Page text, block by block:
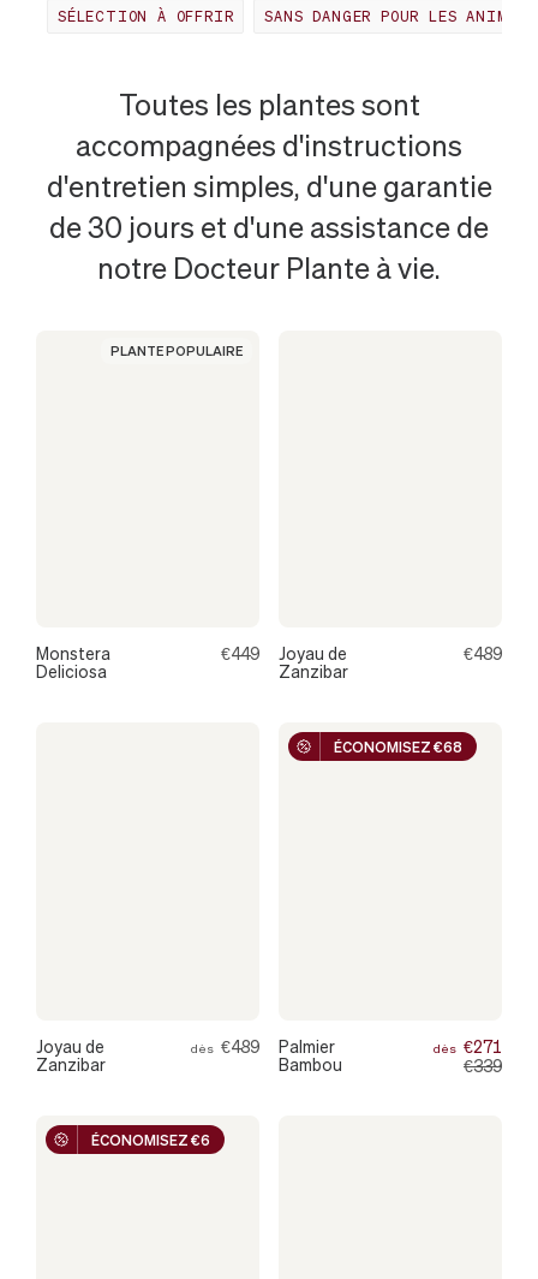
SÉLECTION À OFFRIR SANS DANGER POUR LES ANIMAUX
PLANTES
LES
PLUS
Toutes les plantes sont
accompagnées d'instructions
d'entretien simples, d'une garantie
de 30 jours et d'une assistance de
notre Docteur Plante à vie.
PLANTE POPULAIRE
Monstera
Deliciosa
€449
Joyau de
Zanzibar
€489
Joyau de
Zanzibar
dès €489
ÉCONOMISEZ €68
Palmier
Bambou
dès €271
€339
ÉCONOMISEZ €6